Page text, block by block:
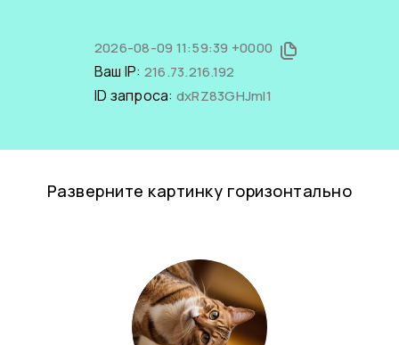
2026-08-09 11:59:39 +0000
Ваш IP: 216.73.216.192
ID запроса: dxRZ83GHJmI1
Разверните картинку горизонтально